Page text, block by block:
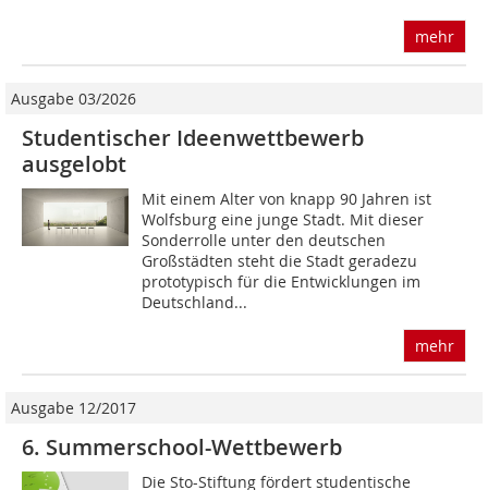
mehr
Ausgabe 03/2026
Studentischer Ideenwettbewerb
ausgelobt
Mit einem Alter von knapp 90 Jahren ist
Wolfsburg eine junge Stadt. Mit dieser
Sonderrolle unter den deutschen
Großstädten steht die Stadt geradezu
prototypisch für die Entwicklungen im
Deutschland...
mehr
Ausgabe 12/2017
6. Summerschool-Wettbewerb
Die Sto-Stiftung fördert studentische